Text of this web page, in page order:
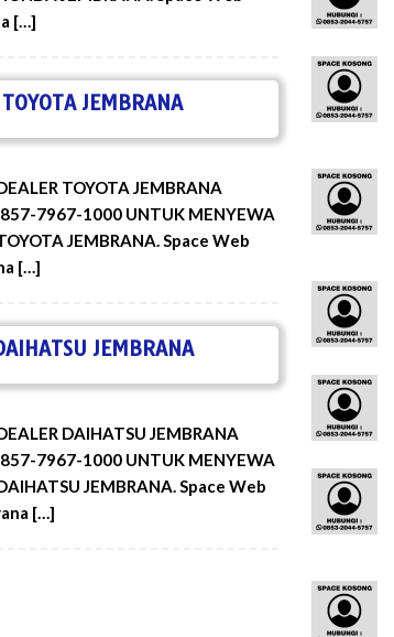
[…]
JEMBRANA
TOYOTA JEMBRANA
7967-1000 UNTUK MENYEWA
JEMBRANA. Space Web
[…]
JEMBRANA
DAIHATSU JEMBRANA
7967-1000 UNTUK MENYEWA
JEMBRANA. Space Web
[…]